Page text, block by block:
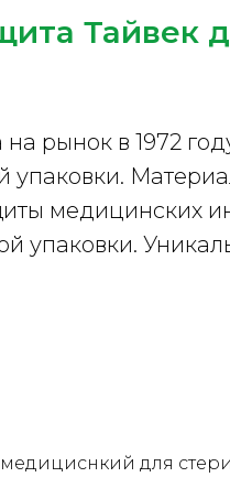
Тайвек
рынок в 1972
медицинских
упаковки.
медициснкий для